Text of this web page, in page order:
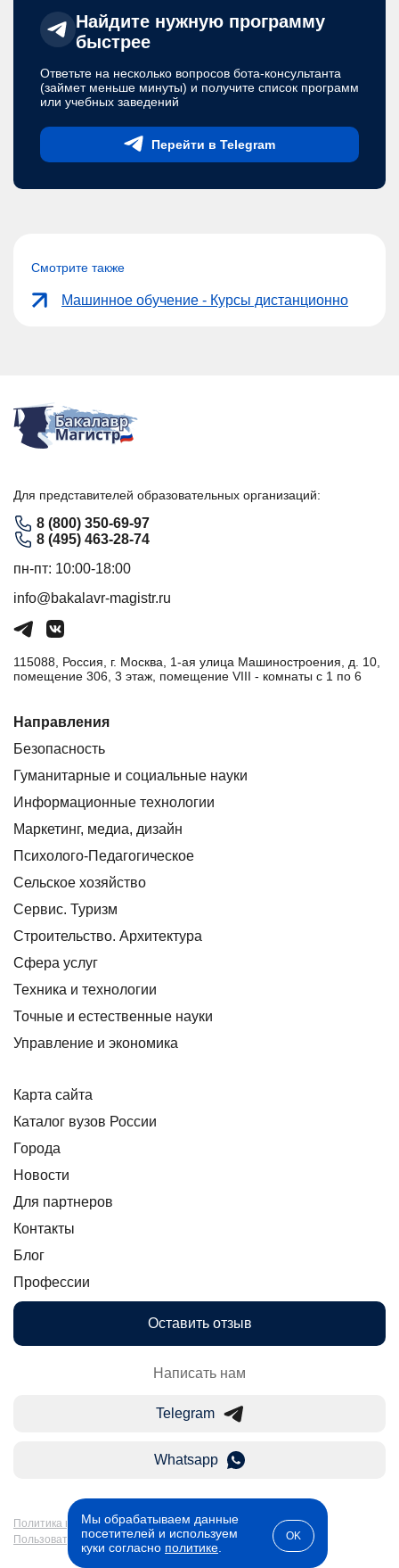
Найдите нужную программу
быстрее
Ответьте на несколько вопросов бота-консультанта
(займет меньше минуты) и получите список программ
или учебных заведений
Перейти в Telegram
Смотрите также
Машинное обучение - Курсы дистанционно
Для представителей образовательных организаций:
8 (800) 350-69-97
8 (495) 463-28-74
пн-пт: 10:00-18:00
info@bakalavr-magistr.ru
115088, Россия, г. Москва, 1-ая улица Машиностроения, д. 10,
помещение 306, 3 этаж, помещение VIII - комнаты с 1 по 6
Направления
Безопасность
Гуманитарные и социальные науки
Информационные технологии
Маркетинг, медиа, дизайн
Психолого-Педагогическое
Сельское хозяйство
Сервис. Туризм
Строительство. Архитектура
Сфера услуг
Техника и технологии
Точные и естественные науки
Управление и экономика
Карта сайта
Каталог вузов России
Города
Новости
Для партнеров
Контакты
Блог
Профессии
Оставить отзыв
Написать нам
Telegram
Whatsapp
Политика в отношении обработки персональных данных
Пользовательское соглашение
Мы обрабатываем данные
посетителей и используем
куки согласно политике
OK